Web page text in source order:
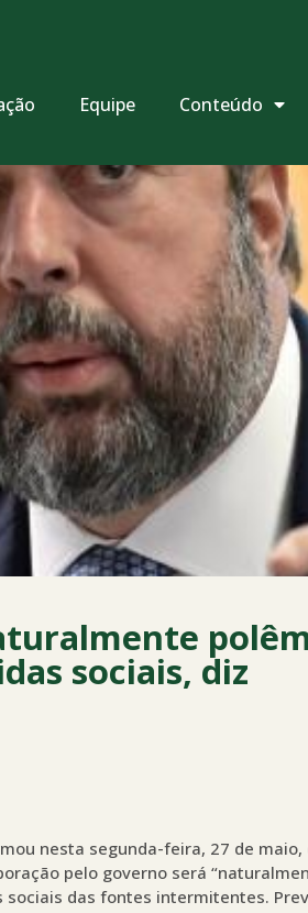
Equipe Conteúdo
sociais, diz
nesta segunda-feira, 27 de maio,
pelo governo será
das fontes intermitentes.